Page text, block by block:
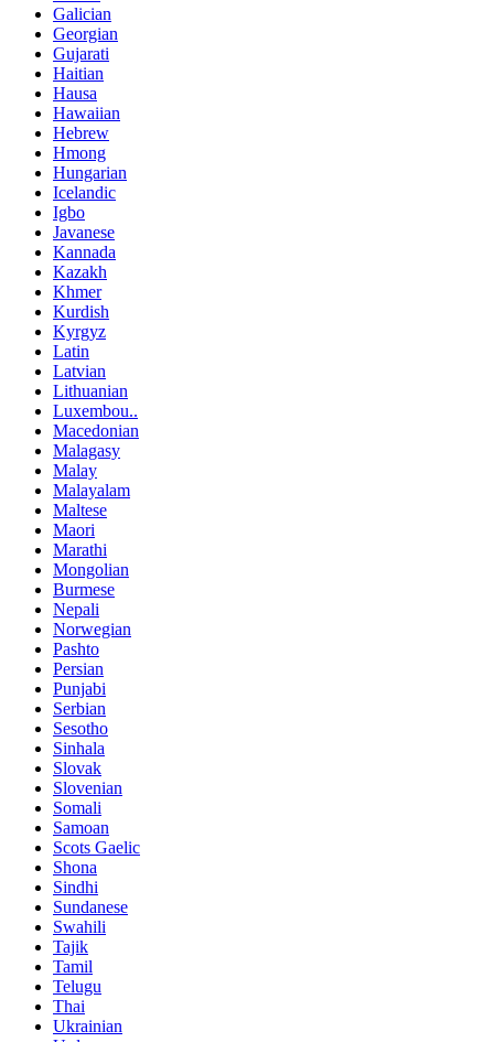
Galician
Georgian
Gujarati
Haitian
Hausa
Hawaiian
Hebrew
Hmong
Hungarian
Icelandic
Igbo
Javanese
Kannada
Kazakh
Khmer
Kurdish
Kyrgyz
Latin
Latvian
Lithuanian
Luxembou..
Macedonian
Malagasy
Malay
Malayalam
Maltese
Maori
Marathi
Mongolian
Burmese
Nepali
Norwegian
Pashto
Persian
Punjabi
Serbian
Sesotho
Sinhala
Slovak
Slovenian
Somali
Samoan
Scots Gaelic
Shona
Sindhi
Sundanese
Swahili
Tajik
Tamil
Telugu
Thai
Ukrainian